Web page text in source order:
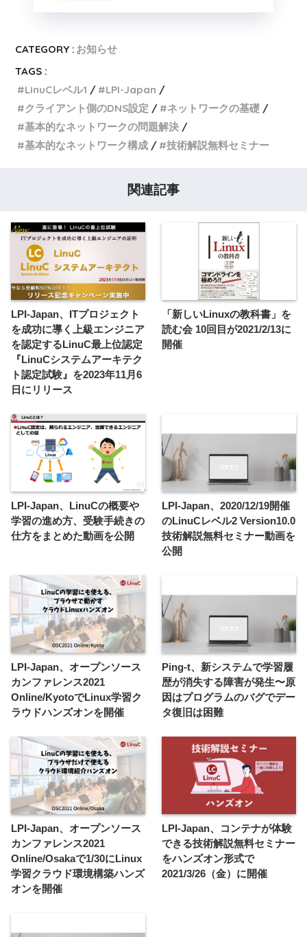
CATEGORY : お知らせ
TAGS :
LinuCレベル1
LPI-Japan
クライアント側のDNS設定
ネットワークの基礎
基本的なネットワークの問題解決
基本的なネットワーク構成
技術解説無料セミナー
関連記事
LPI-Japan、ITプロジェクト
を成功に導く上級エンジニア
を認定するLinuC最上位認定
『LinuCシステムアーキテク
ト認定試験』を2023年11月6
日にリリース
「新しいLinuxの教科書」を
読む会 10回目が2021/2/13に
開催
LPI-Japan、LinuCの概要や
学習の進め方、受験手続きの
仕方をまとめた動画を公開
LPI-Japan、2020/12/19開催
のLinuCレベル2 Version10.0
技術解説無料セミナー動画を
公開
LPI-Japan、オープンソース
カンファレンス2021
Online/KyotoでLinux学習ク
ラウドハンズオンを開催
Ping-t、新システムで学習履
歴が消失する障害が発生〜原
因はプログラムのバグでデー
タ復旧は困難
LPI-Japan、オープンソース
カンファレンス2021
Online/Osakaで1/30にLinux
学習クラウド環境構築ハンズ
オンを開催
LPI-Japan、コンテナが体験
できる技術解説無料セミナー
をハンズオン形式で
2021/3/26（金）に開催